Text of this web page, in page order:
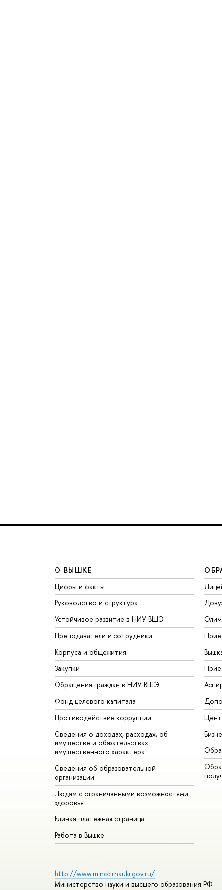
О ВЫШКЕ
Цифры и факты
Руководство и структура
Устойчивое развитие в НИУ ВШЭ
Преподаватели и сотрудники
Корпуса и общежития
Закупки
Обращения граждан в НИУ ВШЭ
Фонд целевого капитала
Противодействие коррупции
Сведения о доходах, расходах, об
имуществе и обязательствах
имущественного характера
Сведения об образовательной
организации
Людям с ограниченными возможностями
здоровья
Единая платежная страница
Работа в Вышке
http://www.minobrnauki.gov.ru/
Министерство науки и высшего образования РФ